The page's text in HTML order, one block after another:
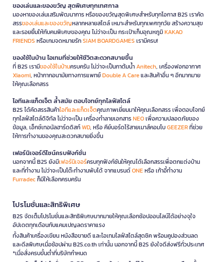
ของเล่นและของขวัญ สุดพิเศษทุกเทศกาล
มองหาของเล่นเสริมพัฒนาการ หรือของขวัญสุดพิเศษสำหรับทุกโอกาส B2S เราคัด
สรรของเล่นและของขวัญหลากหลายสไตล์ เหมาะสำหรับทุกเพศทุกวัย สร้างความสุข
และรอยยิ้มให้กับคนพิเศษของคุณ ไม่ว่าจะเป็น กระเป๋าเก็บอุณหภูมิKAKAO
FRIENDS หรือเกมจดหมายรักSIAM BOARDGAMES เรามีครบ!
ของใช้ในบ้าน ไอเทมที่ช่วยให้ชีวิตสะดวกสบายขึ้น
ที่ B2S เรามีของใช้ในบ้านครบครัน ไม่ว่าจะเป็นกาต้มน้ำAnitech, เครื่องฟอกอากาศ
Xiaomi, หน้ากากอนามัยทางการแพทย์Double A Careและสินค้าอื่น ๆ อีกมากมาย
ให้คุณเลือกสรร
ไอทีและแก็ดเจ็ต ล้ำสมัย ตอบโจทย์ทุกไลฟ์สไตล์
B2S ได้คัดสรรสินค้าไอทีและแก็ดเจ็ตคุณภาพเยี่ยมมาให้คุณเลือกสรร เพื่อตอบโจทย์
ทุกไลฟ์สไตล์ดิจิทัล ไม่ว่าจะเป็น เครื่องทำลายเอกสารNEOเพื่อความปลอดภัยของ
ข้อมูล, เอ็กซ์เทอนัลฮาร์ดดิสก์WD, หรือ คีย์บอร์ดไร้สายเมาส์คอมโบGEEZERที่ช่วย
ให้การทำงานของคุณสะดวกสบายยิ่งขึ้น
เฟอร์นิเจอร์ดีไซน์ครบฟังก์ชั่น
นอกจากนี้ B2S ยังมีเฟอร์นิเจอร์ครบทุกฟังก์ชันให้คุณได้เลือกสรรเพื่อตกแต่งบ้าน
และที่ทำงาน ไม่ว่าจะเป็นโต๊ะทำงานพับได้ จากแบรนด์ONEหรือ เก้าอี้ทำงาน
Furradecก็มีให้เลือกครบครัน
โปรโมชั่นและสิทธิพิเศษ
B2S จัดเต็มโปรโมชั่นและสิทธิพิเศษมากมายให้คุณเลือกช้อปออนไลน์ได้อย่างจุใจ
อัปเดตทุกเดือนกับแคมเปญลดราคาแรง
ทั้งสินค้าเครื่องเขียน หนังสือขายดี และไอเทมไลฟ์สไตล์สุดชิค พร้อมคูปองส่วนลด
และดีลพิเศษเมื่อช้อปผ่าน B2S.co.th เท่านั้น นอกจากนี้ B2S ยังใจดีส่งฟรีทั่วประเทศ
*เมื่อสั่งครบขั้นต่ำที่บริษัทกำหนด